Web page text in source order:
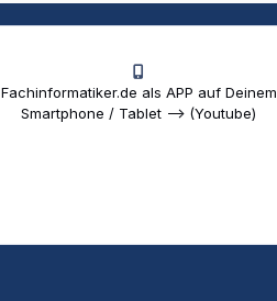
Fachinformatiker.de als APP auf Deinem
Smartphone / Tablet --> (Youtube)